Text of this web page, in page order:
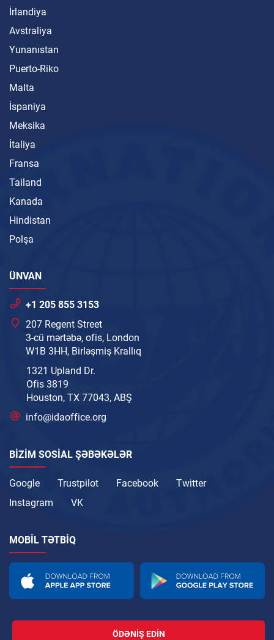
İrlandiya
Avstraliya
Yunanıstan
Puerto-Riko
Malta
İspaniya
Meksika
İtaliya
Fransa
Tailand
Kanada
Hindistan
Polşa
ÜNVAN
+1 205 855 3153
207 Regent Street
3-cü mərtəbə, ofis, London
W1B 3HH, Birləşmiş Krallıq
1321 Upland Dr.
Ofis 3819
Houston, TX 77043, ABŞ
info@idaoffice.org
BIZIM SOSIAL ŞƏBƏKƏLƏR
Google Trustpilot Facebook
Twitter
Instagram
VK
MOBIL TƏTBIQ
ÖDƏNIŞ EDIN